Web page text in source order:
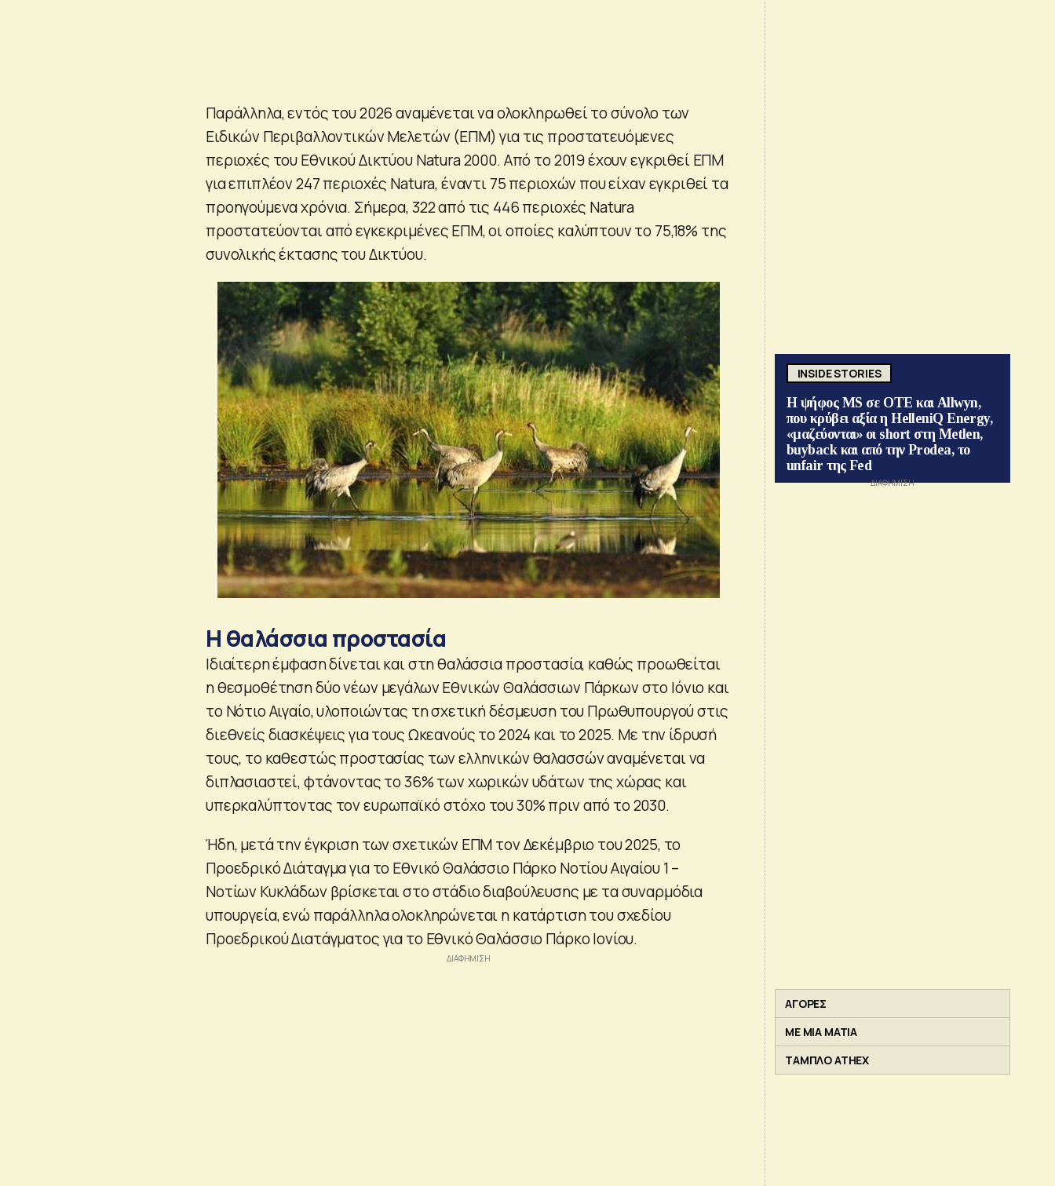
Παράλληλα, εντός του 2026 αναμένεται να ολοκληρωθεί το σύνολο των
Ειδικών Περιβαλλοντικών Μελετών (ΕΠΜ) για τις προστατευόμενες
περιοχές του Εθνικού Δικτύου Natura 2000. Από το 2019 έχουν εγκριθεί ΕΠΜ
για επιπλέον 247 περιοχές Natura, έναντι 75 περιοχών που είχαν εγκριθεί τα
προηγούμενα χρόνια. Σήμερα, 322 από τις 446 περιοχές Natura
προστατεύονται από εγκεκριμένες ΕΠΜ, οι οποίες καλύπτουν το 75,18% της
συνολικής έκτασης του Δικτύου.
Η θαλάσσια προστασία
Ιδιαίτερη έμφαση δίνεται και στη θαλάσσια προστασία, καθώς προωθείται
η θεσμοθέτηση δύο νέων μεγάλων Εθνικών Θαλάσσιων Πάρκων στο Ιόνιο και
το Νότιο Αιγαίο, υλοποιώντας τη σχετική δέσμευση του Πρωθυπουργού στις
διεθνείς διασκέψεις για τους Ωκεανούς το 2024 και το 2025. Με την ίδρυσή
τους, το καθεστώς προστασίας των ελληνικών θαλασσών αναμένεται να
διπλασιαστεί, φτάνοντας το 36% των χωρικών υδάτων της χώρας και
υπερκαλύπτοντας τον ευρωπαϊκό στόχο του 30% πριν από το 2030.
Ήδη, μετά την έγκριση των σχετικών ΕΠΜ τον Δεκέμβριο του 2025, το
Προεδρικό Διάταγμα για το Εθνικό Θαλάσσιο Πάρκο Νοτίου Αιγαίου 1 –
Νοτίων Κυκλάδων βρίσκεται στο στάδιο διαβούλευσης με τα συναρμόδια
υπουργεία, ενώ παράλληλα ολοκληρώνεται η κατάρτιση του σχεδίου
Προεδρικού Διατάγματος για το Εθνικό Θαλάσσιο Πάρκο Ιονίου.
INSIDE STORIES
Η ψήφος MS σε ΟΤΕ και Allwyn,
που κρύβει αξία η HelleniQ Energy,
«μαζεύονται» οι short στη Metlen,
buyback και από την Prodea, το
unfair της Fed
ΑΓΟΡΕΣ
ΜΕ ΜΙΑ ΜΑΤΙΑ
ΤΑΜΠΛΟ ATHEX